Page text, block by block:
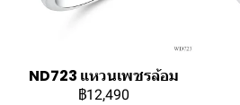
ND723 แหวนเพชรล้อม
฿12,490